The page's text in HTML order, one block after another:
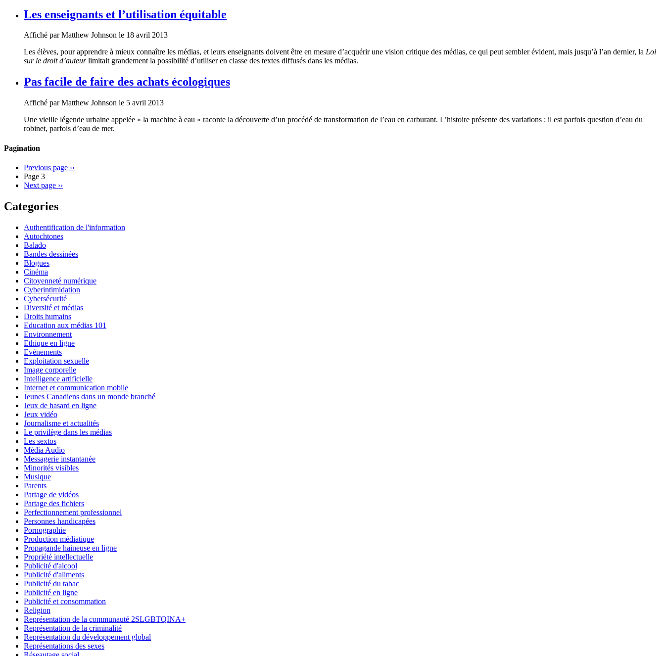
Les enseignants et l’utilisation équitable
Affiché parMatthew Johnson le 18 avril 2013
Les élèves, pour apprendre à mieux connaître les médias, et leurs enseignants doivent être en mesure d’acquérir une vision critique des médias, ce qui peut sembler évident, mais jusqu’à l’an dernier, la Loi
sur le droit d’auteurlimitait grandement la possibilité d’utiliser en classe des textes diffusés dans les médias.
Pas facile de faire des achats écologiques
Affiché parMatthew Johnson le 5 avril 2013
Une vieille légende urbaine appelée « la machine à eau » raconte la découverte d’un procédé de transformation de l’eau en carburant. L’histoire présente des variations : il est parfois question d’eau du
robinet, parfois d’eau de mer.
Pagination
Previous page ‹‹
Page 3
Next page ››
Categories
Authentification de l'information
Autochtones
Balado
Bandes dessinées
Blogues
Cinéma
Citoyenneté numérique
Cyberintimidation
Cybersécurité
Diversité et médias
Droits humains
Education aux médias 101
Environnement
Ethique en ligne
Evénements
Exploitation sexuelle
Image corporelle
Intelligence artificielle
Internet et communication mobile
Jeunes Canadiens dans un monde branché
Jeux de hasard en ligne
Jeux vidéo
Journalisme et actualités
Le privilège dans les médias
Les sextos
Média Audio
Messagerie instantanée
Minorités visibles
Musique
Parents
Partage de vidéos
Partage des fichiers
Perfectionnement professionnel
Personnes handicapées
Pornographie
Production médiatique
Propagande haineuse en ligne
Propriété intellectuelle
Publicité d'alcool
Publicité d'aliments
Publicité du tabac
Publicité en ligne
Publicité et consommation
Religion
Représentation de la communauté 2SLGBTQINA+
Représentation de la criminalité
Représentation du développement global
Représentations des sexes